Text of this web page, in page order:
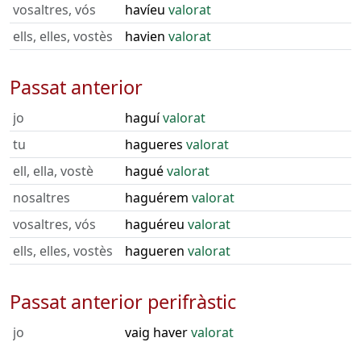
vosaltres, vós
havíeu valorat
ells, elles, vostès
havien valorat
Passat anterior
jo haguívalorat
tu
hagueres valorat
ell, ella, vostè
haguévalorat
nosaltres
haguérem valorat
vosaltres, vós
haguéreu valorat
ells, elles, vostès
hagueren valorat
Passat anterior perifràstic
jo vaig havervalorat